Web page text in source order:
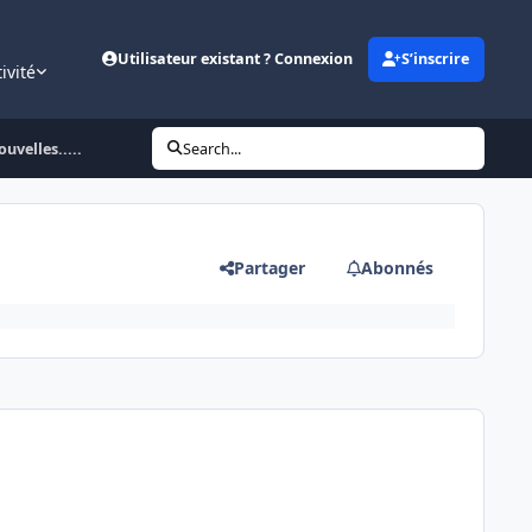
Utilisateur existant ? Connexion S’inscrire
Search...
Partager Abonnés